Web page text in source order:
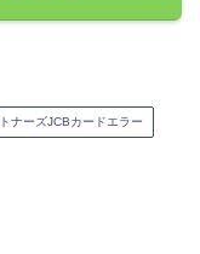
ナーズJCBカードエラー